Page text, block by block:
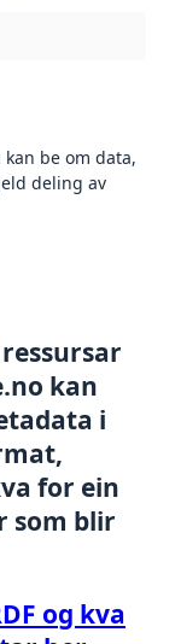
be om data,
deling av
kan
i
for ein
som blir
og kva